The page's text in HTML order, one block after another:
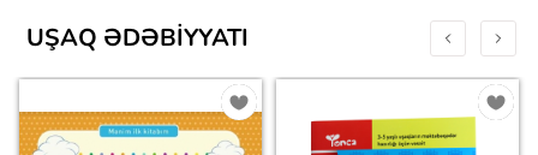
UŞAQ ƏDƏBIYYATI